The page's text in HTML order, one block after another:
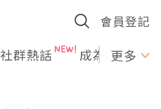
會員登記
社群熱話 成為U更多